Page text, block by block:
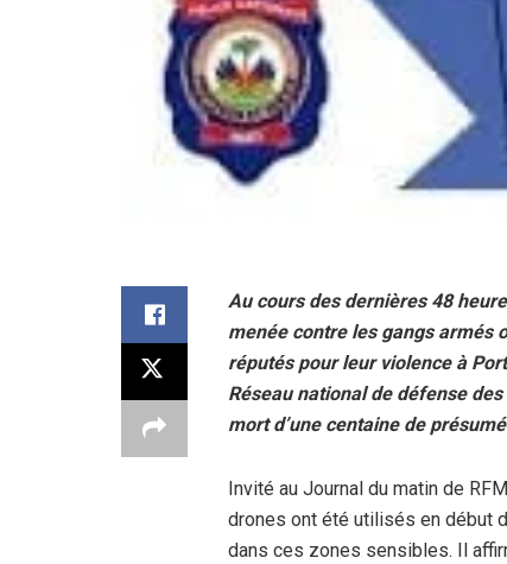
Au cours des dernières 48
menée contre les gangs armés
réputés pour leur violence à
Réseau national de défense
mort d’une centaine de
Invité au Journal du matin de
drones ont été utilisés en début
dans ces zones sensibles. Il